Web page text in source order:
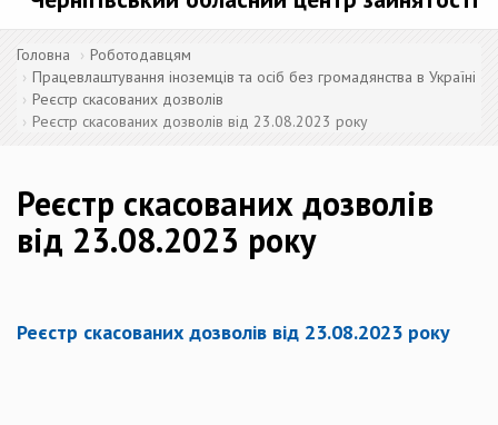
Головна
Роботодавцям
Працевлаштування іноземців та осіб без громадянства в Україні
Реєстр скасованих дозволів
Реєстр скасованих дозволів від 23.08.2023 року
Реєстр скасованих дозволів
від 23.08.2023 року
Реєстр скасованих дозволів від 23.08.2023 року